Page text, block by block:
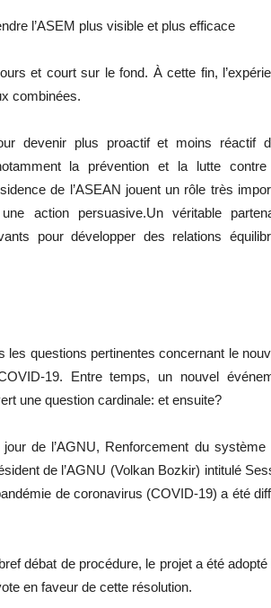
l’ASEM plus visible et plus efficace
et court sur le fond. À cette fin,
combinées.
devenir plus proactif et moins réactif
la prévention et la lutte
de l’ASEAN jouent un rôle très
action persuasive.Un véritable
pour développer des relations
questions pertinentes concernant le
19. Entre temps, un nouvel
une question cardinale: et ensuite?
de l’AGNU, Renforcement du système
de l’AGNU (Volkan Bozkir) intitulé
de coronavirus (COVID-19) a été
débat de procédure, le projet a été adopté
en faveur de cette résolution.